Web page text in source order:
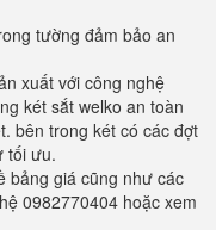
tường đảm bảo an
xuất với công nghệ
két sắt welko an toàn
bên trong két có các đợt
tối ưu.
bảng giá cũng như các
0982770404 hoặc xem